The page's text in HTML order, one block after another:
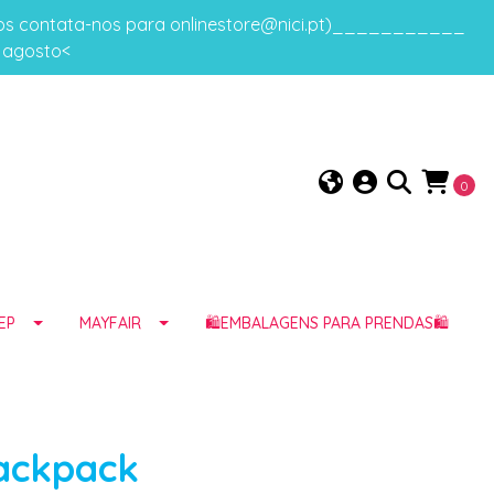
contata-nos para onlinestore@nici.pt)___________
agosto<
0
MAYFAIR 🛍️EMBALAGENS PARA PRENDAS🛍️